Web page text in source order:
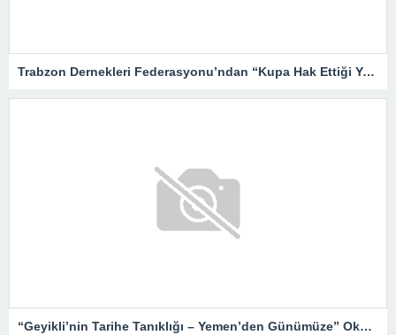
Trabzon Dernekleri Federasyonu’ndan “Kupa Hak Ettiği Yere Verilsin”
“Geyikli’nin Tarihe Tanıklığı – Yemen’den Günümüze” Okurlarıyla Buluşuyor…